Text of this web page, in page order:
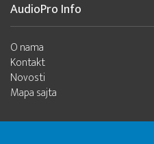
AudioPro Info
O nama
Kontakt
Novosti
Mapa sajta